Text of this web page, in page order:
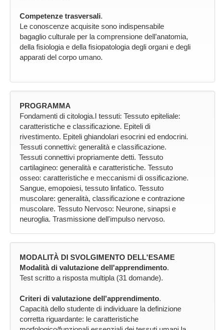
Competenze trasversali.
Le conoscenze acquisite sono indispensabile
bagaglio culturale per la comprensione dell’anatomia,
della fisiologia e della fisiopatologia degli organi e degli
apparati del corpo umano.
PROGRAMMA
Fondamenti di citologia.I tessuti: Tessuto epiteliale:
caratteristiche e classificazione. Epiteli di
rivestimento. Epiteli ghiandolari esocrini ed endocrini.
Tessuti connettivi: generalità e classificazione.
Tessuti connettivi propriamente detti. Tessuto
cartilagineo: generalità e caratteristiche. Tessuto
osseo: caratteristiche e meccanismi di ossificazione.
Sangue, emopoiesi, tessuto linfatico. Tessuto
muscolare: generalità, classificazione e contrazione
muscolare. Tessuto Nervoso: Neurone, sinapsi e
neuroglia. Trasmissione dell'impulso nervoso.
MODALITÀ DI SVOLGIMENTO DELL'ESAME
Modalità di valutazione dell'apprendimento.
Test scritto a risposta multipla (31 domande).
Criteri di valutazione dell'apprendimento.
Capacità dello studente di individuare la definizione
corretta riguardante: le caratteristiche